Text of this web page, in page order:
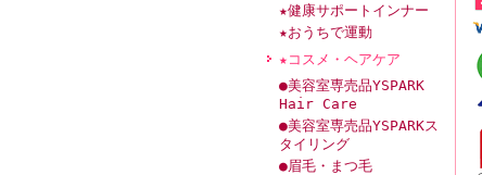
★健康サポートインナー
★おうちで運動
★コスメ・ヘアケア
●美容室専売品YSPARK
Hair Care
●美容室専売品YSPARKス
タイリング
●眉毛・まつ毛